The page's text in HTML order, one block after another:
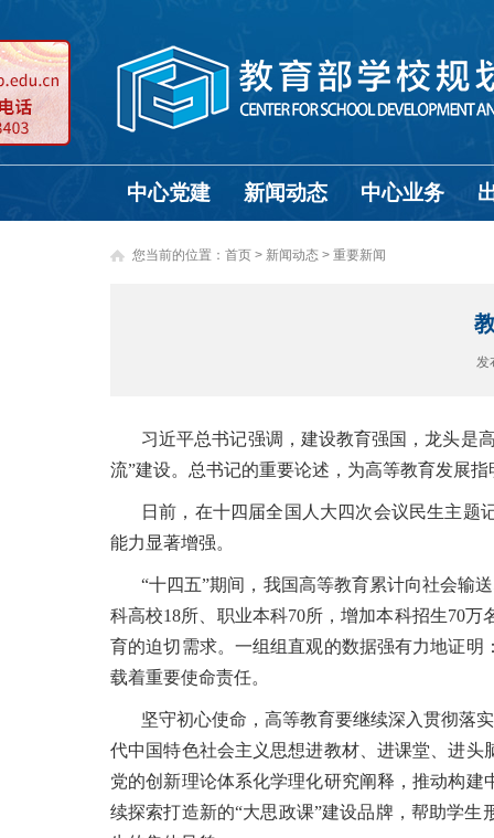
中心党建 新闻动态 中心业务
您当前的位置： 首页 > 新闻动态 > 重要新闻
习近平总书记强调，建设教育强国，龙头是
流”建设。总书记的重要论述，为高等教育发展
日前，在十四届全国人大四次会议民生主题
能力显著增强。
“十四五”期间，我国高等教育累计向社会输
科高校18所、职业本科70所，增加本科招生70
育的迫切需求。一组组直观的数据强有力地证
载着重要使命责任。
坚守初心使命，高等教育要继续深入贯彻落
代中国特色社会主义思想进教材、进课堂、进
党的创新理论体系化学理化研究阐释，推动构
续探索打造新的“大思政课”建设品牌，帮助学